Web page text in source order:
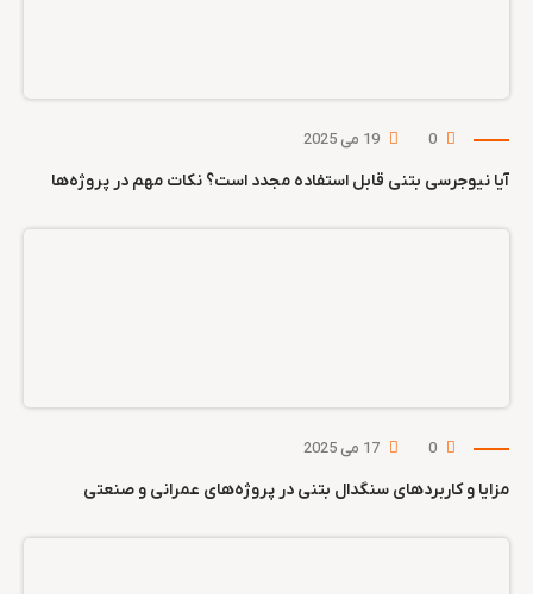
آیا نیوجرسی بتنی قابل استفاده مجدد است؟ نکات مهم در پروژه‌ها
مزایا و کاربردهای سنگدال بتنی در پروژه‌های عمرانی و صنعتی